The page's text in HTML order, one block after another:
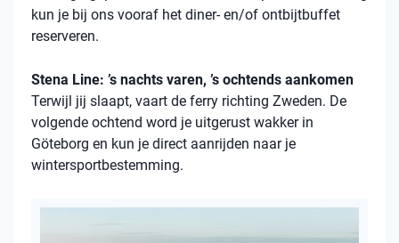
kun je bij ons vooraf het diner- en/of ontbijtbuffet
reserveren.
Stena Line: ’s nachts varen, ’s ochtends aankomen
Terwijl jij slaapt, vaart de ferry richting Zweden. De
volgende ochtend word je uitgerust wakker in
Göteborg en kun je direct aanrijden naar je
wintersportbestemming.